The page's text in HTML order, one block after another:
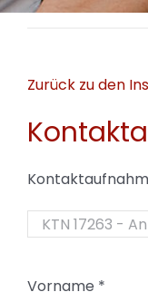
Zurück zu den
Vorname *